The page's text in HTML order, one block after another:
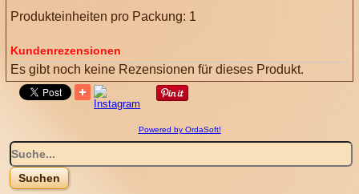
Produkteinheiten pro Packung: 1
Kundenrezensionen
Es gibt noch keine Rezensionen für dieses Produkt.
Powered by OrdaSoft!